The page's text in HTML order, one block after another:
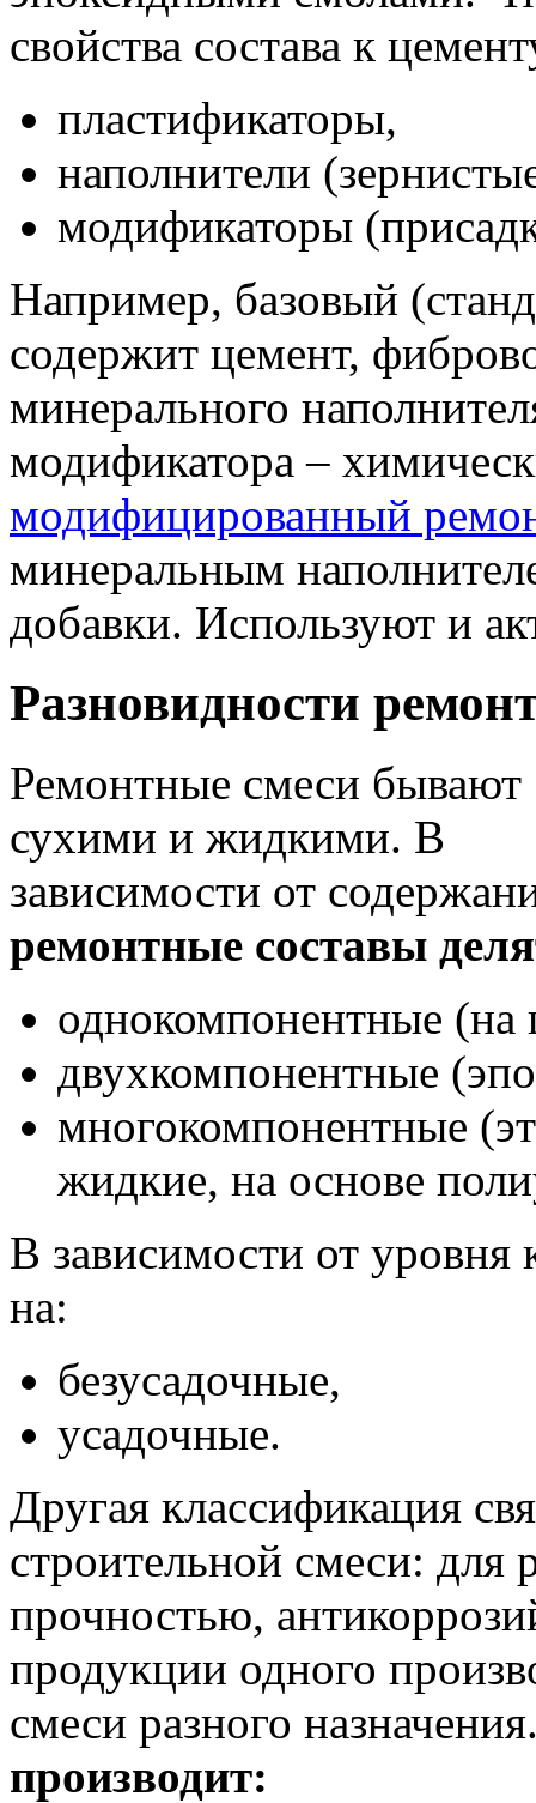
свойства состава к
пластификаторы,
наполнители
модификаторы
Например, базовый
содержит цемент,
минерального
модификатора –
модифицированный
минеральным
добавки. Используют и
Разновидности
Ремонтные смеси бывают
сухими и жидкими. В
зависимости от
ремонтные составы
однокомпонентные (на
двухкомпонентные
многокомпонентные
жидкие, на основе
В зависимости от уровня
на:
безусадочные,
усадочные.
Другая классификация
строительной смеси:
прочностью,
продукции одного
смеси разного
производит: